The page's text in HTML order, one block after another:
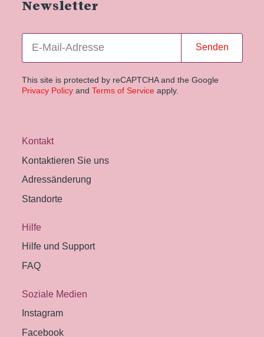
Newsletter
Senden
This site is protected by reCAPTCHA and the Google
Privacy Policyand Terms of Service apply.
Kontakt
Kontaktieren Sie uns
Adressänderung
Standorte
Hilfe
Hilfe und Support
FAQ
Soziale Medien
Instagram
Facebook